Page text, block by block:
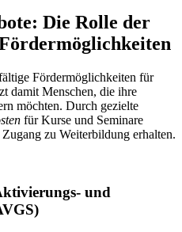
Die Rolle der
Fördermöglichkeiten für
damit Menschen, die ihre
möchten. Durch gezielte
für Kurse und Seminare
zu Weiterbildung erhalten.
und